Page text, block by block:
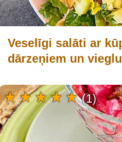
Veselīgi salāti ar
dārzeņiem un
(1)